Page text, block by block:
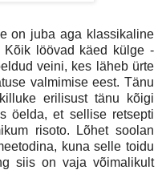
on juba aga klassikaline
Kõik löövad käed külge -
veini, kes läheb ürte
valmimise eest. Tänu
erilisust tänu kõigi
öelda, et sellise retsepti
risoto. Lõhet soolan
kuna selle toidu
siis on vaja võimalikult